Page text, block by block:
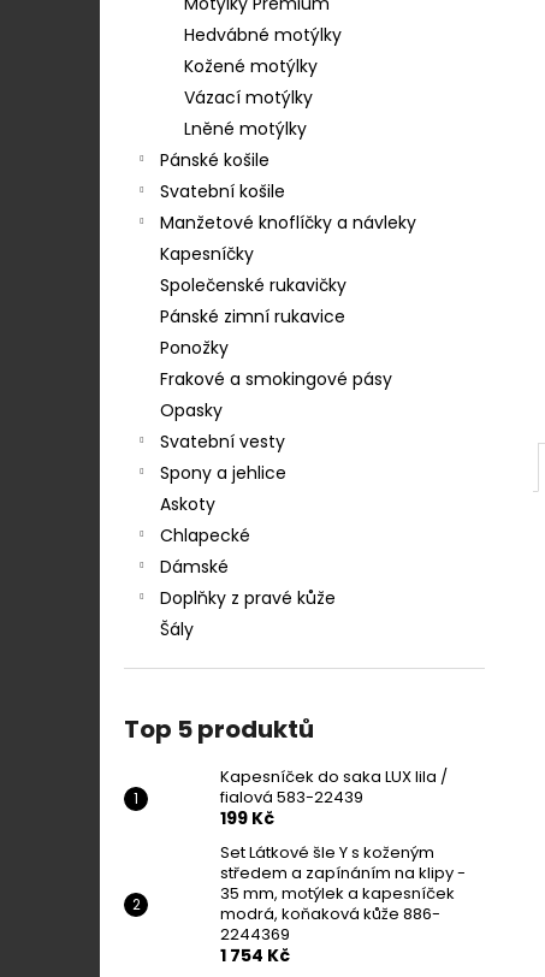
Hedvábné motýlky
Kožené motýlky
Vázací motýlky
Lněné motýlky
Pánské košile
Svatební košile
Manžetové knoflíčky a návleky
Kapesníčky
Společenské rukavičky
Pánské zimní rukavice
Ponožky
Frakové a smokingové pásy
Opasky
Svatební vesty
Spony a jehlice
Askoty
Chlapecké
Dámské
Doplňky z pravé kůže
Šály
Top 5 produktů
Kapesníček do saka LUX lila /
fialová 583-22439
199 Kč
Set Látkové šle Y s koženým
středem a zapínáním na klipy -
35 mm, motýlek a kapesníček
modrá, koňaková kůže 886-
2244369
1 754 Kč
199 Kč